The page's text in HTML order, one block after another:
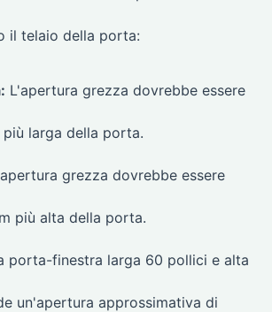
il telaio della porta:
L'apertura grezza dovrebbe essere
larga della porta.
grezza dovrebbe essere
più alta della porta.
porta-finestra larga 60 pollici e alta
un'apertura approssimativa di